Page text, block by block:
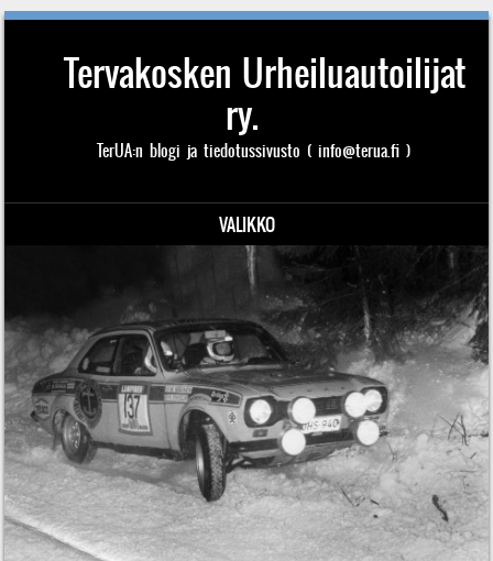
Tervakosken Urheiluautoilijat
ry.
TerUA:n blogi ja tiedotussivusto ( info@terua.fi )
VALIKKO